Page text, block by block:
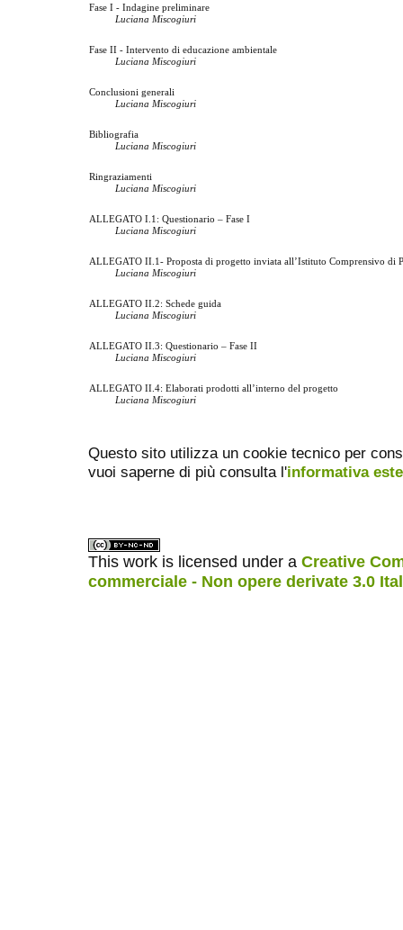
Fase I - Indagine preliminare
Luciana Miscogiuri
Fase II - Intervento di educazione ambientale
Luciana Miscogiuri
Conclusioni generali
Luciana Miscogiuri
Bibliografia
Luciana Miscogiuri
Ringraziamenti
Luciana Miscogiuri
ALLEGATO I.1: Questionario – Fase I
Luciana Miscogiuri
ALLEGATO II.1- Proposta di progetto inviata all’Istituto Comprensivo di
Luciana Miscogiuri
ALLEGATO II.2: Schede guida
Luciana Miscogiuri
ALLEGATO II.3: Questionario – Fase II
Luciana Miscogiuri
ALLEGATO II.4: Elaborati prodotti all’interno del progetto
Luciana Miscogiuri
Questo sito utilizza un cookie tecnico per
vuoi saperne di più consulta l'informativa
This work is licensed under a Creative
commerciale - Non opere derivate 3.0